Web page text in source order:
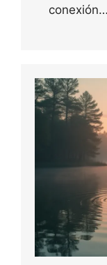
conexión…